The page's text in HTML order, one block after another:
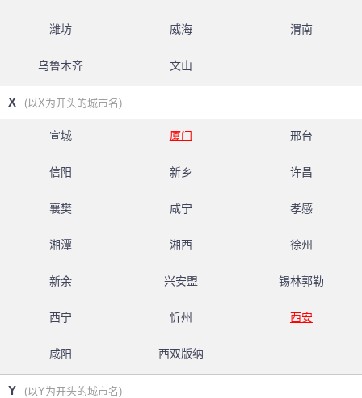
潍坊 威海 渭南
乌鲁木齐 文山
X (以X为开头的城市名)
宣城 厦门 邢台
信阳 新乡 许昌
襄樊 咸宁 孝感
湘潭 湘西 徐州
新余 兴安盟 锡林郭勒
西宁 忻州 西安
咸阳 西双版纳
Y (以Y为开头的城市名)